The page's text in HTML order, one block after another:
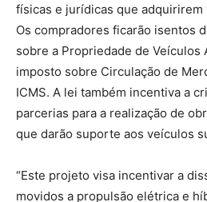
físicas e jurídicas que
Os compradores ficarão isentos
sobre a Propriedade de Veículos
imposto sobre Circulação de
ICMS. A lei também incentiva a
parcerias para a realização de
que darão suporte aos veículos
“Este projeto visa incentivar a
movidos a propulsão elétrica e